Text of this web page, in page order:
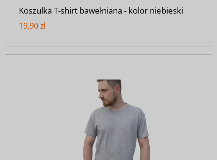
Koszulka T-shirt bawełniana - kolor niebieski
19,90 zł